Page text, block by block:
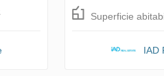
Superficie
IAD